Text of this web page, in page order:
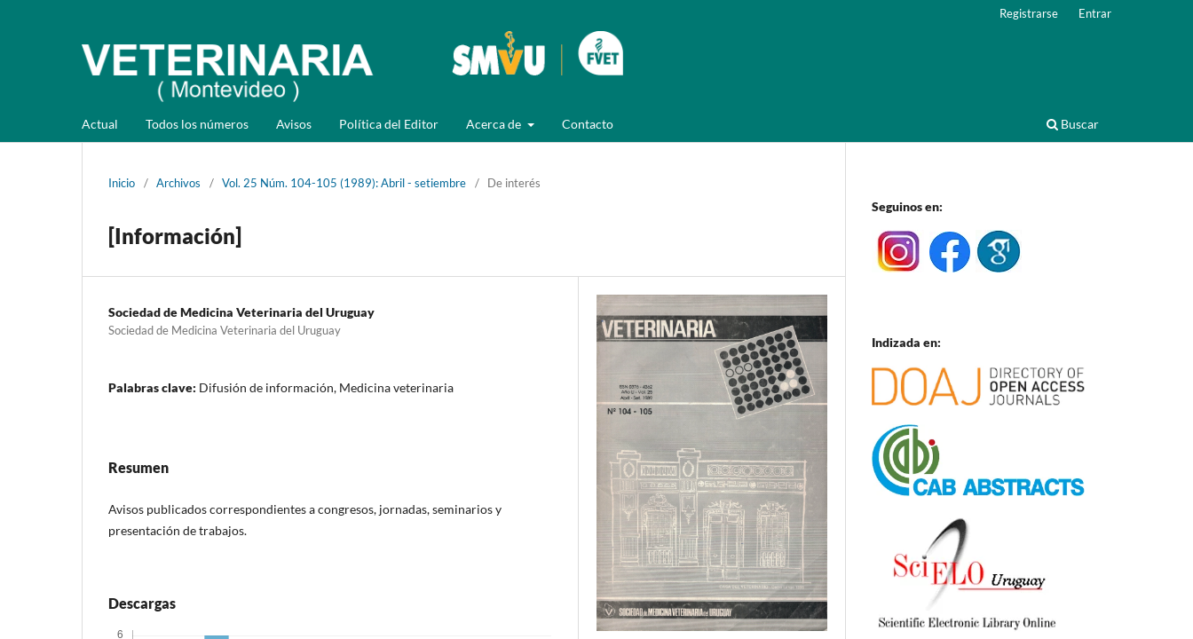
Actual Todos los números Avisos Política del Editor Acerca de Contacto Buscar
Registrarse Entrar
Inicio / Archivos / Vol. 25 Núm. 104-105 (1989): Abril - setiembre / De interés
[Información]
Sociedad de Medicina Veterinaria del Uruguay
Sociedad de Medicina Veterinaria del Uruguay
Palabras clave: Difusión de información, Medicina veterinaria
Resumen
Avisos publicados correspondientes a congresos, jornadas, seminarios y
presentación de trabajos.
Descargas
Seguinos en:
Indizada en: